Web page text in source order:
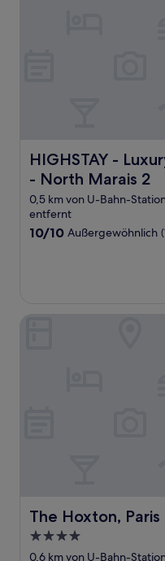
HIGHSTAY -
- North Marais 2
HIGHSTAY - Luxury
0,5 km von U-Bahn-
entfernt
10.0
10/10 Außergewöhnlich
The Hoxton, Paris
The Hoxton, Paris
4.0-
Sterne-
0,6 km von U-Bahn-